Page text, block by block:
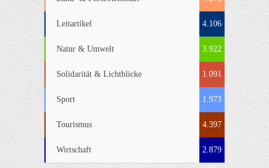
Leitartikel 4.106
Natur & Umwelt 3.922
Solidarität & Lichtblicke 1.091
Sport 1.973
Tourismus 4.397
Wirtschaft 2.879